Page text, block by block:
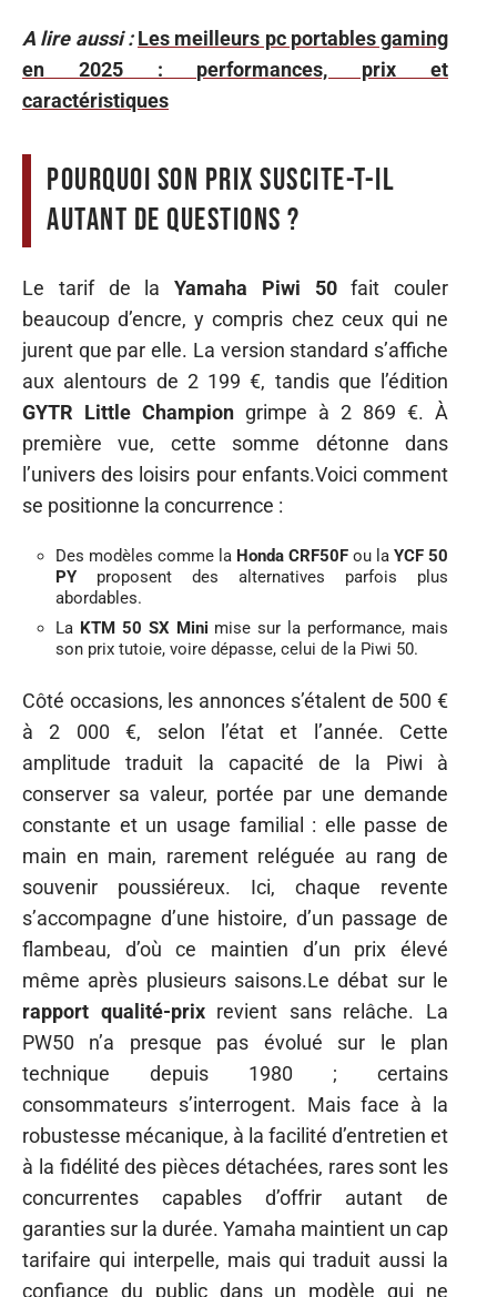
A lire aussi : Les meilleurs pc portables gaming
en 2025 : performances, prix et
caractéristiques
Pourquoi son prix suscite-t-il
autant de questions ?
Le tarif de la Yamaha Piwi 50fait couler
beaucoup d’encre, y compris chez ceux qui ne
jurent que par elle. La version standard s’affiche
aux alentours de 2 199 €, tandis que l’édition
GYTR Little Champion grimpe à 2 869 €. À
première vue, cette somme détonne dans
l’univers des loisirs pour enfants.Voici comment
se positionne la concurrence :
Des modèles comme la Honda CRF50F ou la YCF 50
PY proposent des alternatives parfois plus
abordables.
La KTM 50 SX Mini mise sur la performance, mais
son prix tutoie, voire dépasse, celui de la Piwi 50.
Côté occasions, les annonces s’étalent de 500 €
à 2 000 €, selon l’état et l’année. Cette
amplitude traduit la capacité de la Piwi à
conserver sa valeur, portée par une demande
constante et un usage familial : elle passe de
main en main, rarement reléguée au rang de
souvenir poussiéreux. Ici, chaque revente
s’accompagne d’une histoire, d’un passage de
flambeau, d’où ce maintien d’un prix élevé
même après plusieurs saisons.Le débat sur le
rapport qualité-prixrevient sans relâche. La
PW50 n’a presque pas évolué sur le plan
technique depuis 1980 ; certains
consommateurs s’interrogent. Mais face à la
robustesse mécanique, à la facilité d’entretien et
à la fidélité des pièces détachées, rares sont les
concurrentes capables d’offrir autant de
garanties sur la durée. Yamaha maintient un cap
tarifaire qui interpelle, mais qui traduit aussi la
confiance du public dans un modèle qui ne